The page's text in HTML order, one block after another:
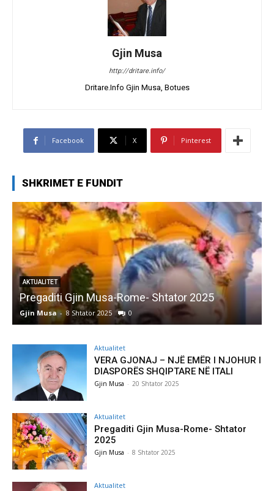
Gjin Musa
http://dritare.info/
Dritare.Info Gjin Musa, Botues
Facebook X Pinterest
SHKRIMET E FUNDIT
AKTUALITET
Pregaditi Gjin Musa-Rome- Shtator 2025
Gjin Musa - 8 Shtator 2025 0
Aktualitet
VERA GJONAJ – NJË EMËR I NJOHUR I
DIASPORËS SHQIPTARE NË ITALI
Gjin Musa - 20 Shtator 2025
Aktualitet
Pregaditi Gjin Musa-Rome- Shtator
2025
Gjin Musa - 8 Shtator 2025
Aktualitet